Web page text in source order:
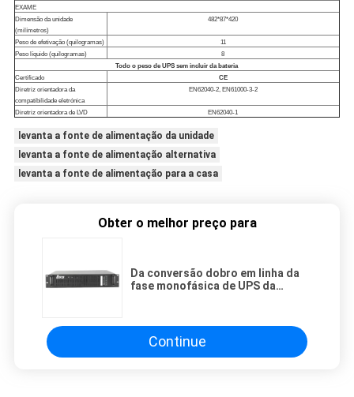
EXAME
Dimensão da unidade
(milímetros)
482*87*420
Peso de efetivação (quilogramas)
11
Peso líquido (quilogramas)
8
Todo o peso de UPS sem incluir da bateria
Certificado
CE
Diretriz orientadora da
compatibilidade eletrónica
EN62040-2, EN61000-3-2
Diretriz orientadora de LVD EN62040-1
levanta a fonte de alimentação da unidade
levanta a fonte de alimentação alternativa
levanta a fonte de alimentação para a casa
Obter o melhor preço para
Da conversão dobro em linha da
fase monofásica de UPS da
Continue